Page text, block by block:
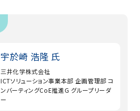
宇於崎 浩隆 氏
三井化学株式会社
ICTソリューション事業本部 企画管理部 コ
ンバーティングCoE推進G グループリーダ
ー